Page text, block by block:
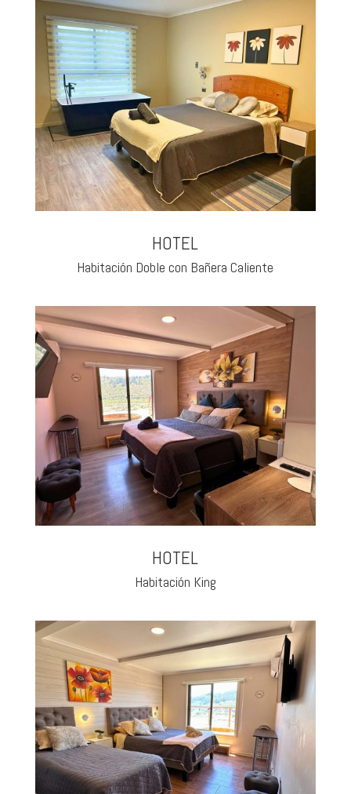
HOTEL
Habitación Doble con Bañera Caliente
HOTEL
Habitación King